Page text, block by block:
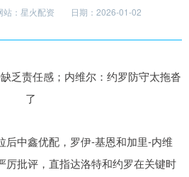
站：星火配资
日期：2026-01-02
后中鑫优配，罗伊-基恩和加里-内维
厉批评，直指达洛特和约罗在关键时